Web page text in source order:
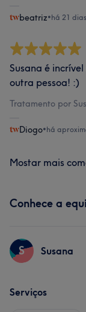
beatriz•há 21 dias
Susana é
outra pessoa! :)
Tratamento por
Diogo•há
Mostar mais
Conhece a
S Susana
Serviços